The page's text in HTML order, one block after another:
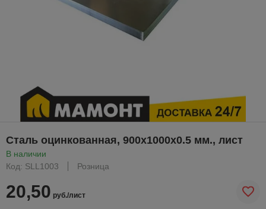
Сталь оцинкованная, 900x1000x0.5 мм., лист
В наличии
Код: SLL1003
Розница
20,50 руб./лист